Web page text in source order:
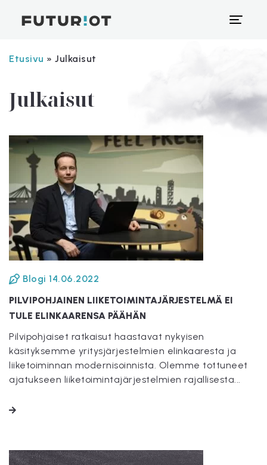
Etusivu » Julkaisut
Julkaisut
Blogi 14.06.2022
PILVIPOHJAINEN LIIKETOIMINTAJÄRJESTELMÄ EI
TULE ELINKAARENSA PÄÄHÄN
Pilvipohjaiset ratkaisut haastavat nykyisen
käsityksemme yritysjärjestelmien elinkaaresta ja
liiketoiminnan modernisoinnista. Olemme tottuneet
ajatukseen liiketoimintajärjestelmien rajallisesta...
LUE LISÄÄ